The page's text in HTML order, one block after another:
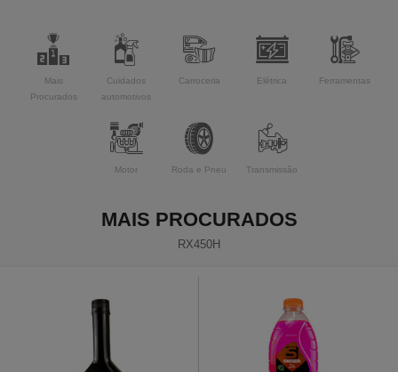
Mais
Procurados
Cuidados
automotivos
Carroceria Elétrica Ferramentas
Motor Roda e Pneu Transmissão
MAIS PROCURADOS
RX450H